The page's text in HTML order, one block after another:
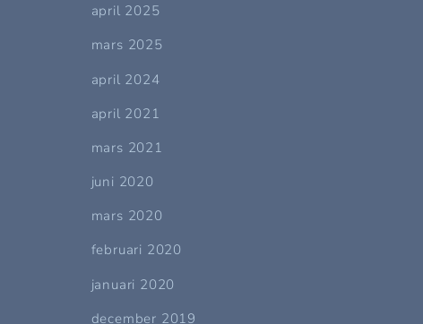
april 2025
mars 2025
april 2024
april 2021
mars 2021
juni 2020
mars 2020
februari 2020
januari 2020
december 2019